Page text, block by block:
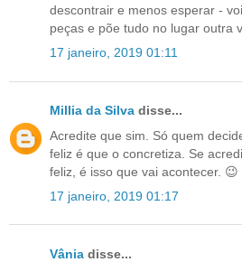
descontrair e menos esperar -
peças e põe tudo no lugar outra
17 janeiro, 2019 01:11
Millia da Silva disse...
Acredite que sim. Só quem
feliz é que o concretiza. Se
feliz, é isso que vai acontecer. 😉
17 janeiro, 2019 01:17
Vânia disse...